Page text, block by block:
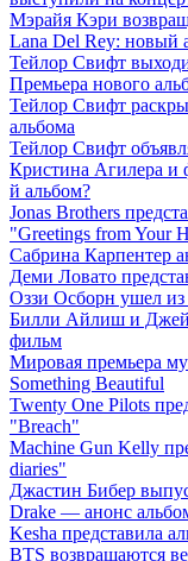
Мэрайя Кэри
Lana Del Rey: новый
Тейлор Свифт
Премьера нового
Тейлор Свифт
альбома
Тейлор Свифт
Кристина Агилера и
й альбом?
Jonas Brothers
"Greetings from Your
Сабрина Карпентер
Деми Ловато
Оззи Осборн ушел
Билли Айлиш и
фильм
Мировая премьера
Something Beautiful
Twenty One Pilots
"Breach"
Machine Gun Kelly
diaries"
Джастин Бибер
Drake — анонс
Kesha представила
BTS возвращаются